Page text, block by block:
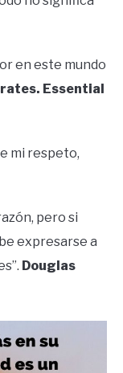
en este mundo
Essential
mi respeto,
pero si
expresarse a
Douglas